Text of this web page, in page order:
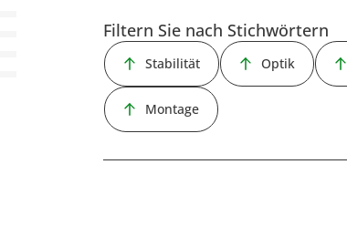
Filtern Sie nach Stichwörtern
Stabilität Optik
Montage